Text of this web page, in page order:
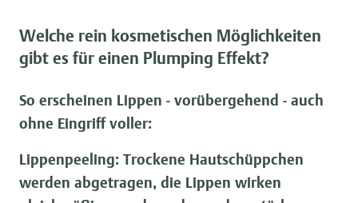
Welche rein kosmetischen Möglichkeiten
gibt es für einen Plumping Effekt?
So erscheinen Lippen - vorübergehend - auch
ohne Eingriff voller:
Lippenpeeling: Trockene Hautschüppchen
werden abgetragen, die Lippen wirken